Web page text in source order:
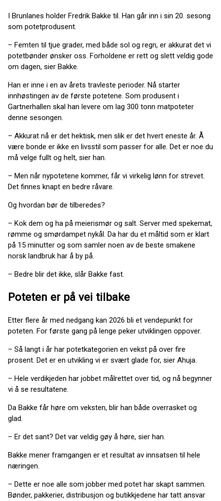
I Brunlanes holder Fredrik Bakke til. Han går inn i sin 20. sesong
som potetprodusent.
– Femten til tjue grader, med både sol og regn, er akkurat det vi
potetbønder ønsker oss. Forholdene er rett og slett veldig gode
om dagen, sier Bakke.
Han er inne i en av årets travleste perioder. Nå starter
innhøstingen av de første potetene. Som produsent i
Gartnerhallen skal han levere om lag 300 tonn matpoteter
denne sesongen.
– Akkurat nå er det hektisk, men slik er det hvert eneste år. Å
være bonde er ikke en livsstil som passer for alle. Det er noe du
må velge fullt og helt, sier han.
– Men når nypotetene kommer, får vi virkelig lønn for strevet.
Det finnes knapt en bedre råvare.
Og hvordan bør de tilberedes?
– Kok dem og ha på meierismør og salt. Server med spekemat,
rømme og smørdampet nykål. Da har du et måltid som er klart
på 15 minutter og som samler noen av de beste smakene
norsk landbruk har å by på.
– Bedre blir det ikke, slår Bakke fast.
Poteten er på vei tilbake
Etter flere år med nedgang kan 2026 bli et vendepunkt for
poteten. For første gang på lenge peker utviklingen oppover.
– Så langt i år har potetkategorien en vekst på over fire
prosent. Det er en utvikling vi er svært glade for, sier Ahuja.
– Hele verdikjeden har jobbet målrettet over tid, og nå begynner
vi å se resultatene.
Da Bakke får høre om veksten, blir han både overrasket og
glad.
– Er det sant? Det var veldig gøy å høre, sier han.
Bakke mener framgangen er et resultat av innsatsen til hele
næringen.
– Dette er noe alle som jobber med potet har skapt sammen.
Bønder, pakkerier, distribusjon og butikkjedene har tatt ansvar